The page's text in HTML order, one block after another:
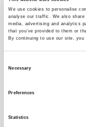
We use cookies to personalise
analyse our traffic. We also
media, advertising and analytics
that you’ve provided to them or
By continuing to use our site,
Necessary
Preferences
Statistics
Petak
25. prosinac
Četvrtak
31. prosinac